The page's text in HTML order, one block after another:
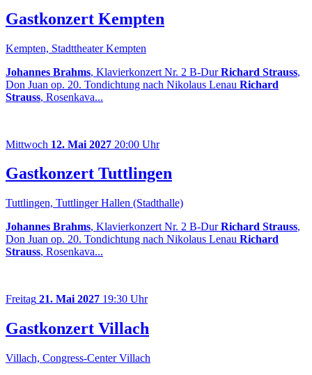
Gastkonzert Kempten
Kempten, Stadttheater Kempten
Johannes Brahms, Klavierkonzert Nr. 2 B-DurRichard Strauss,
Don Juan op. 20. Tondichtung nach Nikolaus Lenau Richard
Strauss, Rosenkava...
Mittwoch 12. Mai 2027 20:00 Uhr
Gastkonzert Tuttlingen
Tuttlingen, Tuttlinger Hallen (Stadthalle)
Johannes Brahms, Klavierkonzert Nr. 2 B-DurRichard Strauss,
Don Juan op. 20. Tondichtung nach Nikolaus Lenau Richard
Strauss, Rosenkava...
Freitag 21. Mai 2027 19:30 Uhr
Gastkonzert Villach
Villach, Congress-Center Villach